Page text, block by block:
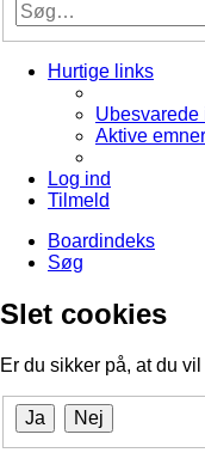
Hurtige links
Aktive emner
Log ind
Tilmeld
Boardindeks
Søg
Slet cookies
Er du sikker på, at du